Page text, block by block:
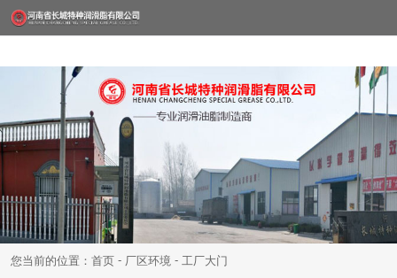
您当前的位置：首页 - 厂区环境 - 工厂大门